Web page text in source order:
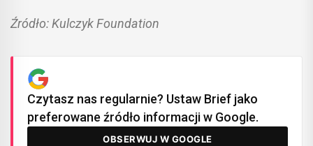
Źródło: Kulczyk Foundation
Czytasz nas regularnie? Ustaw Brief jako
preferowane źródło informacji w Google.
OBSERWUJ W GOOGLE